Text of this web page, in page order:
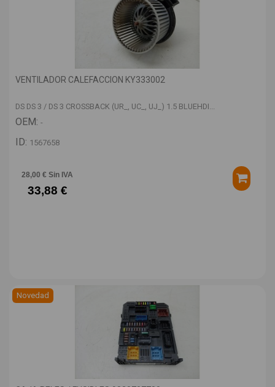
VENTILADOR CALEFACCION KY333002
DS DS 3 / DS 3 CROSSBACK (UR_, UC_, UJ_) 1.5 BLUEHDI...
OEM: -
ID: 1567658
28,00 € Sin IVA
33,88 €
Novedad